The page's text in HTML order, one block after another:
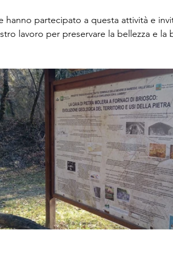
hanno partecipato a questa attività e
lavoro per preservare la bellezza e la